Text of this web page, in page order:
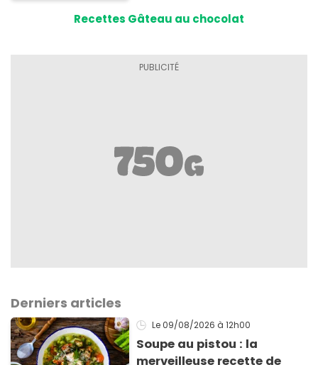
Recettes Gâteau au chocolat
Derniers articles
Le 09/08/2026 à 12h00
Soupe au pistou : la
merveilleuse recette de